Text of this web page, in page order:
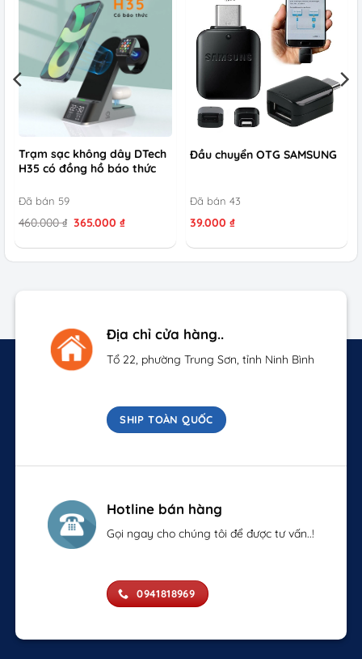
Trạm sạc không dây DTech
H35 có đồng hồ báo thức
Đã bán 59
460.000₫ Giá
là:
365.000₫Giá
tại
Đầu chuyển OTG SAMSUNG
Đã bán 43
39.000 ₫
Địa chỉ cửa hàng..
Tổ 22, phường Trung Sơn, tỉnh Ninh Bình
SHIP TOÀN QUỐC
Hotline bán hàng
Gọi ngay cho chúng tôi để được tư vấn..!
0941818969